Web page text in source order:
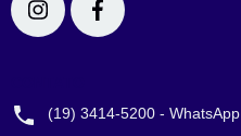
(19) 3414-5200 - WhatsApp